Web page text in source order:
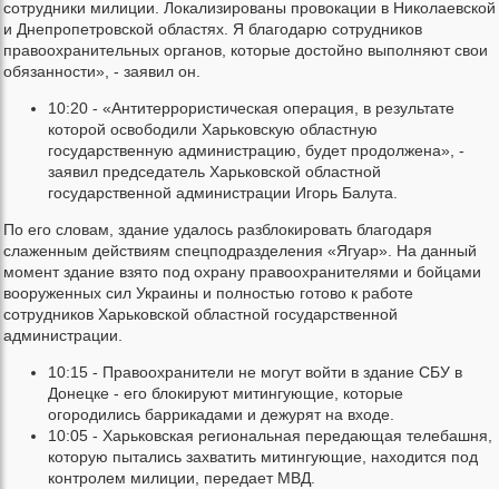
сотрудники милиции. Локализированы провокации в Николаевской
и Днепропетровской областях. Я благодарю сотрудников
правоохранительных органов, которые достойно выполняют свои
обязанности», - заявил он.
10:20 - «Антитеррористическая операция, в результате
которой освободили Харьковскую областную
государственную администрацию, будет продолжена», -
заявил председатель Харьковской областной
государственной администрации Игорь Балута.
По его словам, здание удалось разблокировать благодаря
слаженным действиям спецподразделения «Ягуар». На данный
момент здание взято под охрану правоохранителями и бойцами
вооруженных сил Украины и полностью готово к работе
сотрудников Харьковской областной государственной
администрации.
10:15 - Правоохранители не могут войти в здание СБУ в
Донецке - его блокируют митингующие, которые
огородились баррикадами и дежурят на входе.
10:05 - Харьковская региональная передающая телебашня,
которую пытались захватить митингующие, находится под
контролем милиции, передает МВД.